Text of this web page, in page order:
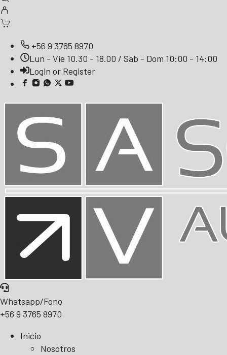
+56 9 3765 8970
Lun - Vie 10.30 - 18.00 / Sab - Dom 10:00 - 14:00
Login or Register
Whatsapp/Fono
+56 9 3765 8970
Inicio
Nosotros